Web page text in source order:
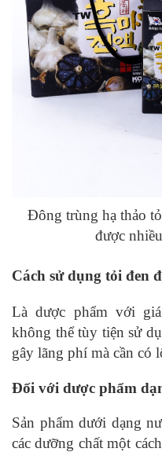
Đông trùng hạ thảo
được
Cách sử dụng tỏi đen
Là dược phẩm với
không thể tùy tiện sử
gây lãng phí mà cần có
Đối với dược phẩm
Sản phẩm dưới dạng
các dưỡng chất một